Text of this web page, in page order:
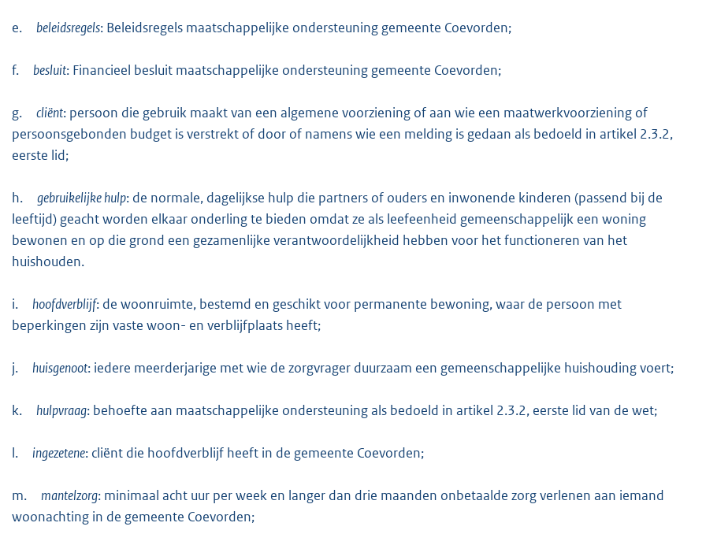
e. beleidsregels: Beleidsregels maatschappelijke ondersteuning gemeente Coevorden;
f. besluit: Financieel besluit maatschappelijke ondersteuning gemeente Coevorden;
g. cliënt: persoon die gebruik maakt van een algemene voorziening of aan wie een maatwerkvoorziening of
persoonsgebonden budget is verstrekt of door of namens wie een melding is gedaan als bedoeld in artikel 2.3.2,
eerste lid;
h. gebruikelijke hulp: de normale, dagelijkse hulp die partners of ouders en inwonende kinderen (passend bij de
leeftijd) geacht worden elkaar onderling te bieden omdat ze als leefeenheid gemeenschappelijk een woning
bewonen en op die grond een gezamenlijke verantwoordelijkheid hebben voor het functioneren van het
huishouden.
i. hoofdverblijf: de woonruimte, bestemd en geschikt voor permanente bewoning, waar de persoon met
beperkingen zijn vaste woon- en verblijfplaats heeft;
j. huisgenoot: iedere meerderjarige met wie de zorgvrager duurzaam een gemeenschappelijke huishouding voert;
k. hulpvraag: behoefte aan maatschappelijke ondersteuning als bedoeld in artikel 2.3.2, eerste lid van de wet;
l. ingezetene: cliënt die hoofdverblijf heeft in de gemeente Coevorden;
m. mantelzorg: minimaal acht uur per week en langer dan drie maanden onbetaalde zorg verlenen aan iemand
woonachting in de gemeente Coevorden;